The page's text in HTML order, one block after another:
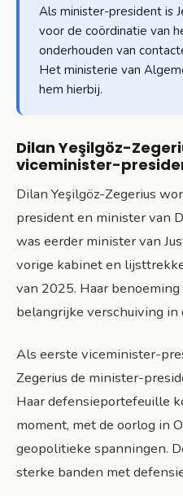
Als minister-president is
voor de coördinatie van
onderhouden van
Het ministerie van
hem hierbij.
Dilan Yeşilgöz-
viceminister-
Dilan Yeşilgöz-Zegerius
president en minister van
was eerder minister van
vorige kabinet en
van 2025. Haar
belangrijke verschuiving
Als eerste viceminister-
Zegerius de minister-
Haar defensieportefeuille
moment, met de oorlog in
geopolitieke spanningen.
sterke banden met